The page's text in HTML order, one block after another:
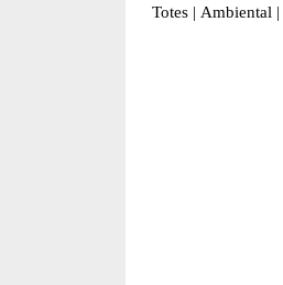
Totes | Ambiental |